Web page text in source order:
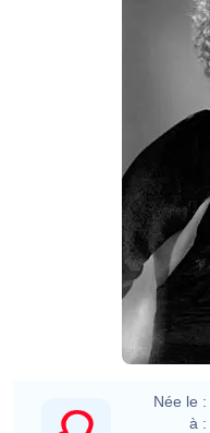
Née le :
à :